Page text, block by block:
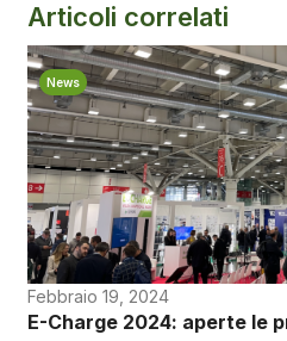
Articoli correlati
News
Febbraio 19, 2024
E-Charge 2024: aperte le